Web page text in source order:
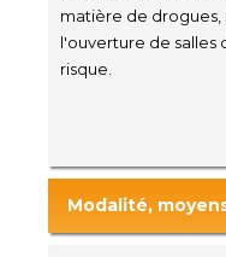
matière de
l'ouverture de salles
risque.
Modalité,